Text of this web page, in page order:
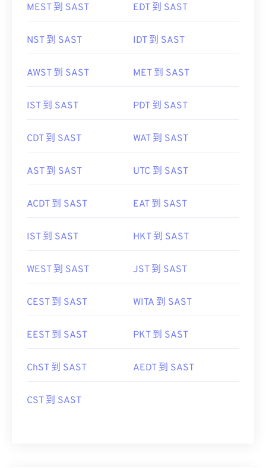
MEST 到 SAST EDT 到 SAST
NST 到 SAST IDT 到 SAST
AWST 到 SAST MET 到 SAST
IST 到 SAST PDT 到 SAST
CDT 到 SAST WAT 到 SAST
AST 到 SAST UTC 到 SAST
ACDT 到 SAST EAT 到 SAST
IST 到 SAST HKT 到 SAST
WEST 到 SAST JST 到 SAST
CEST 到 SAST WITA 到 SAST
EEST 到 SAST PKT 到 SAST
ChST 到 SAST AEDT 到 SAST
CST 到 SAST